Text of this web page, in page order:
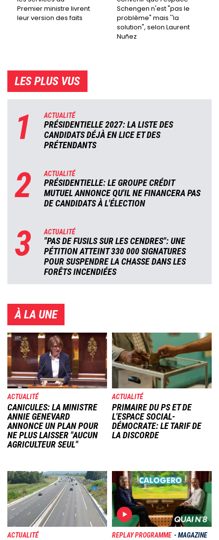
Premier ministre livrent
leur version des faits
Schengen n'est "pas le
problème" mais ''la
solution", selon Laurent
Nuñez
LES PLUS VUS
1 ACTUALITÉ
PRÉSIDENTIELLE 2027: LA LISTE DES
CANDIDATS DÉJÀ EN LICE ET DES
PRÉTENDANTS
2 ACTUALITÉ
PRÉSIDENTIELLE: LE GROUPE CRÉDIT
MUTUEL ANNONCE QU'IL NE FINANCERA PAS
DE CANDIDATS À L'ÉLECTION
3 ACTUALITÉ
"PAS DE FUSILS SUR LES CENDRES": UNE
PÉTITION ATTEINT 330 000 SIGNATURES
POUR SUSPENDRE LA CHASSE DANS LES
FORÊTS INCENDIÉES
À LA UNE
Image
ACTUALITÉ
CANICULES: LA MINISTRE
ANNIE GENEVARD
ANNONCE UN PLAN POUR
NE PLUS LAISSER "AUCUN
AGRICULTEUR SEUL"
Image
ACTUALITÉ
PRIMAIRE DU PS ET DE
L'ESPACE SOCIAL-
DÉMOCRATE: LE TARIF DE
LA DISCORDE
Image
ACTUALITÉ
Image
REPLAY PROGRAMME MAGAZINE